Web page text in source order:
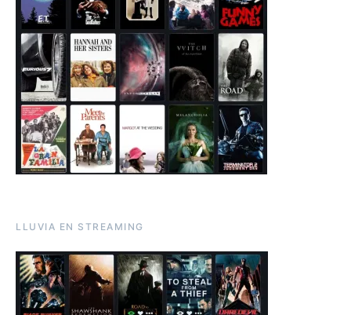
LLUVIA EN STREAMING